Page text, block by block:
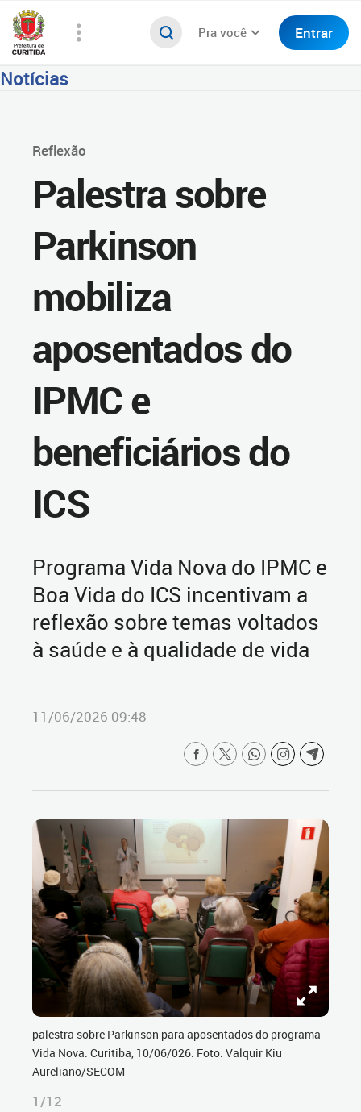
Pra você Entrar
Notícias
Reflexão
Palestra sobre
Parkinson
mobiliza
aposentados do
IPMC e
beneficiários do
ICS
Programa Vida Nova do IPMC e
Boa Vida do ICS incentivam a
reflexão sobre temas voltados
à saúde e à qualidade de vida
11/06/2026 09:48
palestra sobre Parkinson para aposentados do programa
Vida Nova. Curitiba, 10/06/026. Foto: Valquir Kiu
Aureliano/SECOM
1/12